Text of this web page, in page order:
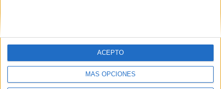
MÁS OPCIONES
ACEPTO
Y como regalo de agradecimiento, por registrarte te daremos
gratis una copia de nuestro ebook con 100 consejos para tu
primer año de universidad